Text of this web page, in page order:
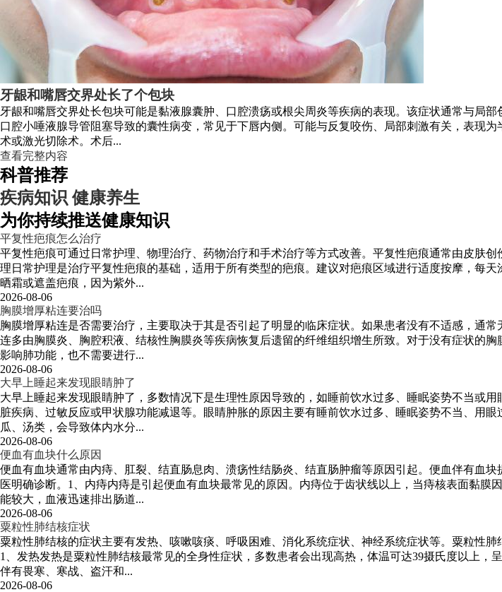
牙龈和嘴唇交界处长了个包块
牙龈和嘴唇交界处长包块可能是黏液腺囊肿、口腔溃疡或根尖周炎等疾病的表现。该症状通常与局
口腔小唾液腺导管阻塞导致的囊性病变，常见于下唇内侧。可能与反复咬伤、局部刺激有关，表现
术或激光切除术。术后...
查看完整内容
科普推荐
疾病知识 健康养生
为你持续推送健康知识
平复性疤痕怎么治疗
平复性疤痕可通过日常护理、物理治疗、药物治疗和手术治疗等方式改善。平复性疤痕通常由皮肤
理日常护理是治疗平复性疤痕的基础，适用于所有类型的疤痕。建议对疤痕区域进行适度按摩，每
晒霜或遮盖疤痕，因为紫外...
2026-08-06
胸膜增厚粘连要治吗
胸膜增厚粘连是否需要治疗，主要取决于其是否引起了明显的临床症状。如果患者没有不适感，通
连多由胸膜炎、胸腔积液、结核性胸膜炎等疾病恢复后遗留的纤维组织增生所致。对于没有症状的
影响肺功能，也不需要进行...
2026-08-06
大早上睡起来发现眼睛肿了
大早上睡起来发现眼睛肿了，多数情况下是生理性原因导致的，如睡前饮水过多、睡眠姿势不当或
脏疾病、过敏反应或甲状腺功能减退等。眼睛肿胀的原因主要有睡前饮水过多、睡眠姿势不当、用
瓜、汤类，会导致体内水分...
2026-08-06
便血有血块什么原因
便血有血块通常由内痔、肛裂、结直肠息肉、溃疡性结肠炎、结直肠肿瘤等原因引起。便血伴有血
医明确诊断。1、内痔内痔是引起便血有血块最常见的原因。内痔位于齿状线以上，当痔核表面黏
能较大，血液迅速排出肠道...
2026-08-06
粟粒性肺结核症状
粟粒性肺结核的症状主要有发热、咳嗽咳痰、呼吸困难、消化系统症状、神经系统症状等。粟粒性
1、发热发热是粟粒性肺结核最常见的全身性症状，多数患者会出现高热，体温可达39摄氏度以上
伴有畏寒、寒战、盗汗和...
2026-08-06